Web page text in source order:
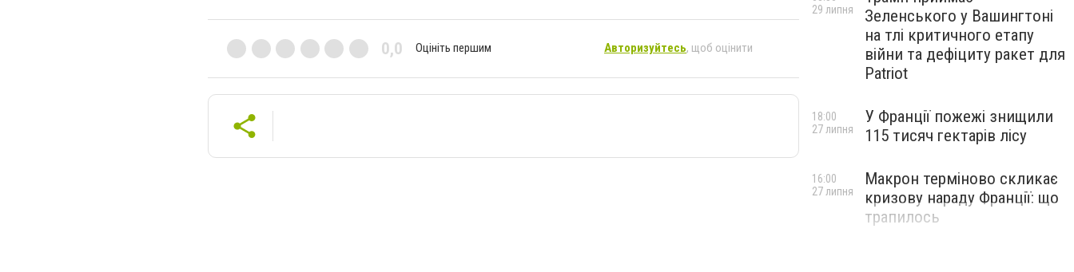
0,0 Оцініть першим Авторизуйтесь, щоб оцінити
Зеленського у Вашингтоні
на тлі критичного етапу
війни та дефіциту ракет для
Patriot
29 липня
У Франції пожежі знищили
115 тисяч гектарів лісу
18:00
27 липня
Макрон терміново скликає
кризову нараду Франції: що
трапилось
16:00
27 липня